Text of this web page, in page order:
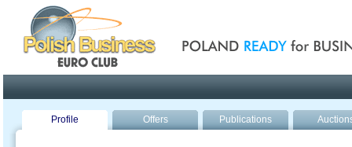
Profile Offers Publications